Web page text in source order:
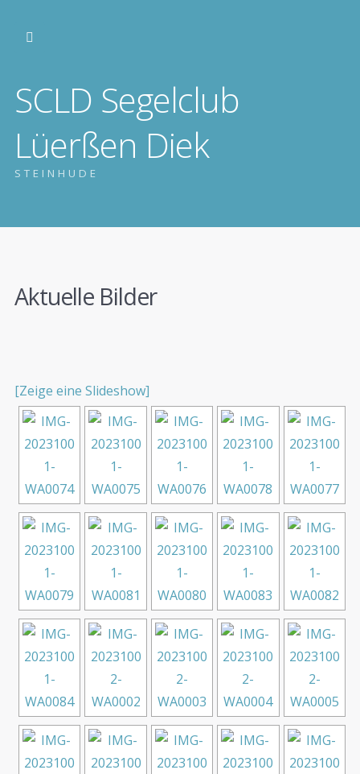
SCLD Segelclub
Lüerßen Diek
STEINHUDE
Aktuelle Bilder
[Zeige eine Slideshow]